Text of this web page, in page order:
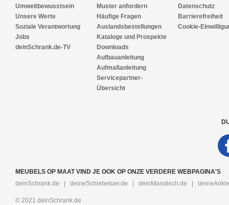
Umweltbewusstsein
Unsere Werte
Soziale Verantwortung
Jobs
deinSchrank.de-TV
Muster anfordern
Häufige Fragen
Auslandsbestellungen
Kataloge und Prospekte
Downloads
Aufbauanleitung
Aufmaßanleitung
Servicepartner-
Übersicht
Datenschutz
Barrierefreiheit
Cookie-
MEUBELS OP MAAT VIND JE OOK OP ONZE VERDERE WEBPAGINA'S
deinSchrank.de | deineSchiebetuer.de | deinMasstisch.de |
© 2021 deinSchrank.de